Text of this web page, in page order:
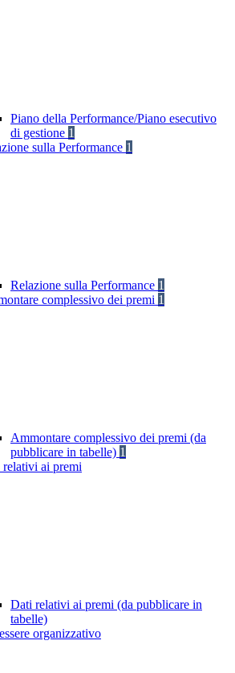
Piano della Performance/Piano esecutivo
di gestione 1
sulla Performance 1
Relazione sulla Performance 1
complessivo dei premi 1
Ammontare complessivo dei premi (da
pubblicare in tabelle) 1
ai premi
Dati relativi ai premi (da pubblicare in
tabelle)
organizzativo